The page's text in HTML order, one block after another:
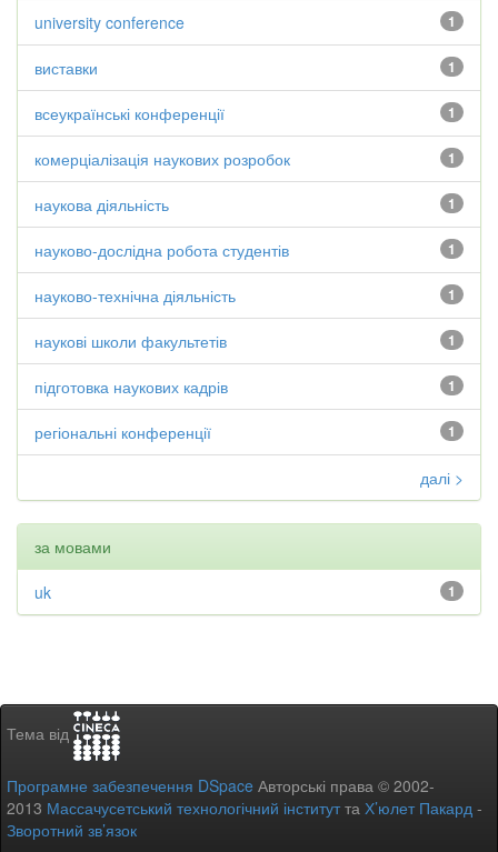
1
university conference
1
виставки
1
всеукраїнські конференції
1
комерціалізація наукових розробок
1
наукова діяльність
1
науково-дослідна робота студентів
1
науково-технічна діяльність
1
наукові школи факультетів
1
підготовка наукових кадрів
1
регіональні конференції
далі >
за мовами
1
uk
Тема від
Програмне забезпечення DSpace Авторські права © 2002-
2013 Массачусетський технологічний інститутта Х’юлет Пакард -
Зворотний зв’язок